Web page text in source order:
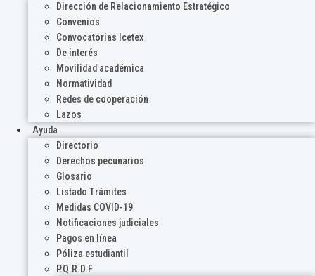
Dirección de Relacionamiento Estratégico
Convenios
Convocatorias Icetex
De interés
Movilidad académica
Normatividad
Redes de cooperación
Lazos
Ayuda
Directorio
Derechos pecunarios
Glosario
Listado Trámites
Medidas COVID-19
Notificaciones judiciales
Pagos en línea
Póliza estudiantil
P.Q.R.D.F